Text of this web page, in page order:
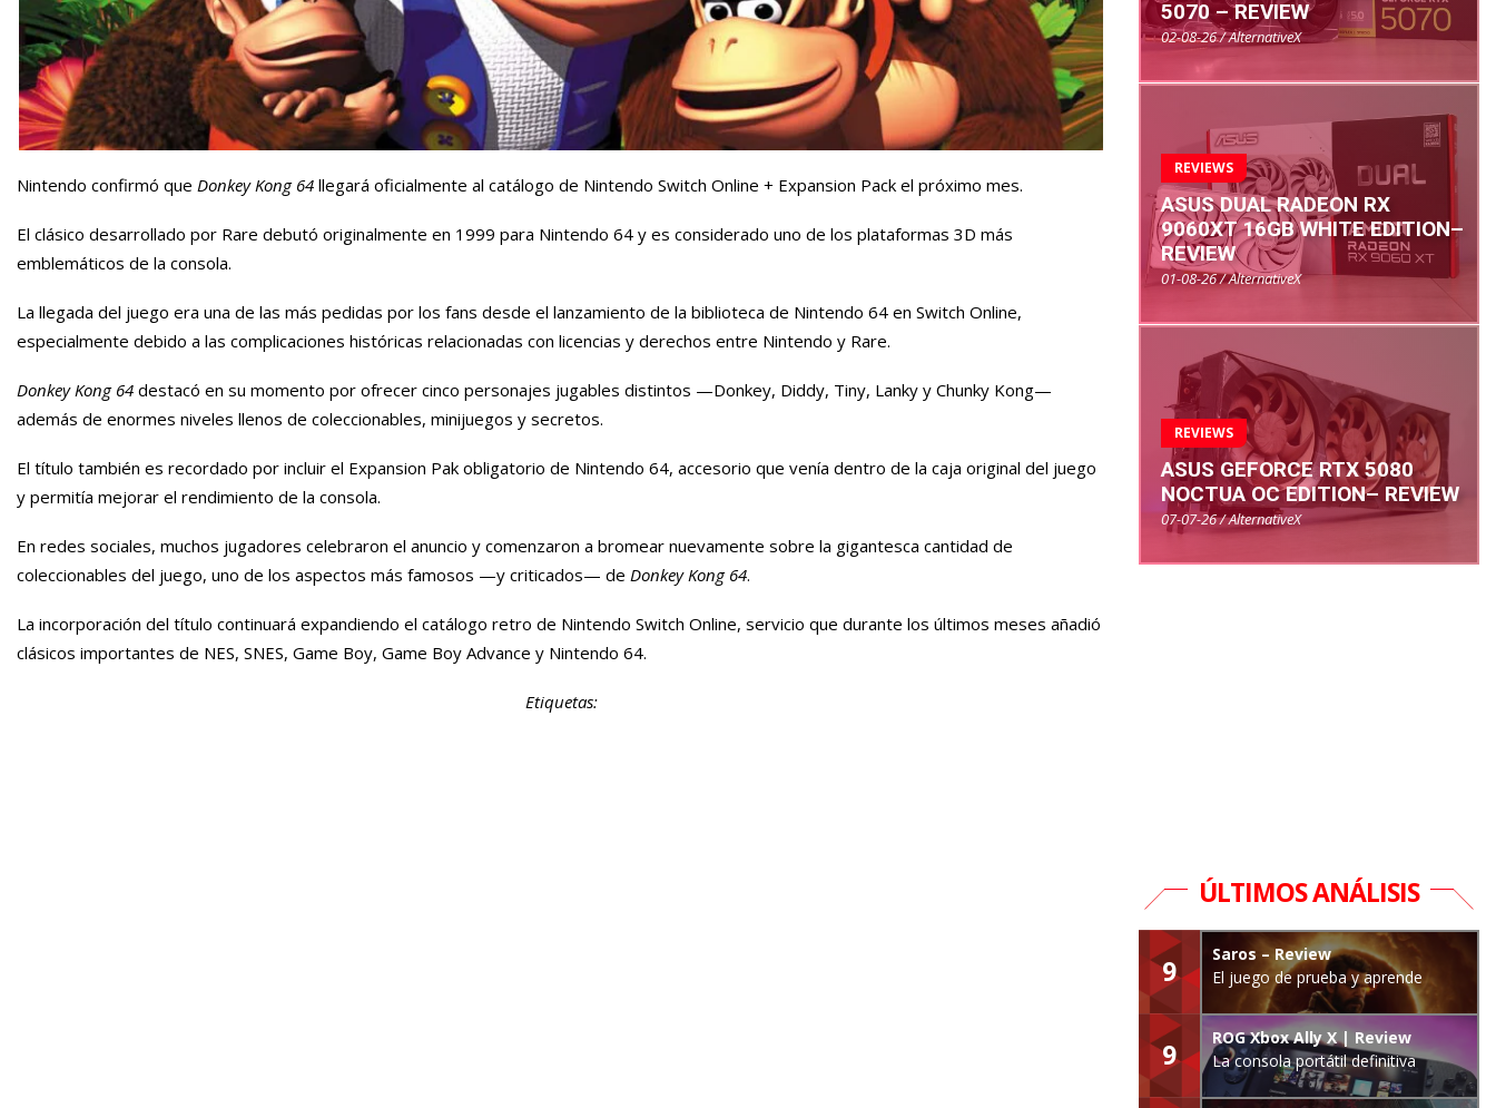
Nintendo confirmó que Donkey Kong 64 llegará oficialmente al catálogo de Nintendo Switch Online + Expansion Pack el próximo mes.
El clásico desarrollado por Rare debutó originalmente en 1999 para Nintendo 64 y es considerado uno de los plataformas 3D más
emblemáticos de la consola.
La llegada del juego era una de las más pedidas por los fans desde el lanzamiento de la biblioteca de Nintendo 64 en Switch Online,
especialmente debido a las complicaciones históricas relacionadas con licencias y derechos entre Nintendo y Rare.
Donkey Kong 64 destacó en su momento por ofrecer cinco personajes jugables distintos —Donkey, Diddy, Tiny, Lanky y Chunky Kong—
además de enormes niveles llenos de coleccionables, minijuegos y secretos.
El título también es recordado por incluir el Expansion Pak obligatorio de Nintendo 64, accesorio que venía dentro de la caja original del juego
y permitía mejorar el rendimiento de la consola.
En redes sociales, muchos jugadores celebraron el anuncio y comenzaron a bromear nuevamente sobre la gigantesca cantidad de
coleccionables del juego, uno de los aspectos más famosos —y criticados— de Donkey Kong 64.
La incorporación del título continuará expandiendo el catálogo retro de Nintendo Switch Online, servicio que durante los últimos meses añadió
clásicos importantes de NES, SNES, Game Boy, Game Boy Advance y Nintendo 64.
Etiquetas:
5070 – REVIEW
02-08-26 / AlternativeX
REVIEWS
ASUS DUAL RADEON RX
9060XT 16GB WHITE EDITION–
REVIEW
01-08-26 / AlternativeX
REVIEWS
ASUS GEFORCE RTX 5080
NOCTUA OC EDITION– REVIEW
07-07-26 / AlternativeX
ÚLTIMOS ANÁLISIS
9
Saros – Review
El juego de prueba y aprende
9
ROG Xbox Ally X | Review
La consola portátil definitiva